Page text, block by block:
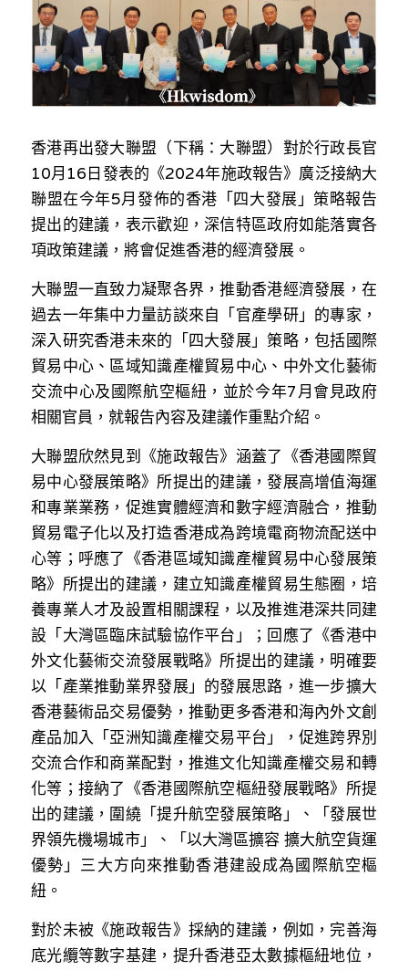
真相直擊
極端暴恐實錄
黃萬成專欄
招國偉專欄
林伯強專欄
馮煒光專欄
趙處機專欄
KOL 精選
大衛sir專欄
曾子晴 - 晴深直說
龔靜儀大律師專欄
陳貴春大律師專欄
陳子遷律師專欄
羅浚軒專欄
溫志倫專欄
汪明欣專欄
張美雄專欄
莊豪鋒專欄
香港科技專上書院｜專欄
支聯會案
35+顛覆案
親子
花生仔漫畫週記
投稿熱線
商戶合作
條款及細則
關於我們
繁體中文
繁體中文
香港再出發大聯盟（下稱：大聯盟）對於行政長官
10月16日發表的《2024年施政報告》廣泛接納大
聯盟在今年5月發佈的香港「四大發展」策略報告
提出的建議，表示歡迎，深信特區政府如能落實各
項政策建議，將會促進香港的經濟發展。
大聯盟一直致力凝聚各界，推動香港經濟發展，在
過去一年集中力量訪談來自「官產學研」的專家，
深入研究香港未來的「四大發展」策略，包括國際
貿易中心、區域知識產權貿易中心、中外文化藝術
交流中心及國際航空樞紐，並於今年7月會見政府
相關官員，就報告內容及建議作重點介紹。
大聯盟欣然見到《施政報告》涵蓋了《香港國際貿
易中心發展策略》所提出的建議，發展高增值海運
和專業業務，促進實體經濟和數字經濟融合，推動
貿易電子化以及打造香港成為跨境電商物流配送中
心等；呼應了《香港區域知識產權貿易中心發展策
略》所提出的建議，建立知識產權貿易生態圈，培
養專業人才及設置相關課程，以及推進港深共同建
設「大灣區臨床試驗協作平台」；回應了《香港中
外文化藝術交流發展戰略》所提出的建議，明確要
以「產業推動業界發展」的發展思路，進一步擴大
香港藝術品交易優勢，推動更多香港和海內外文創
產品加入「亞洲知識產權交易平台」，促進跨界別
交流合作和商業配對，推進文化知識產權交易和轉
化等；接納了《香港國際航空樞紐發展戰略》所提
出的建議，圍繞「提升航空發展策略」、「發展世
界領先機場城市」、「以大灣區擴容 擴大航空貨運
優勢」三大方向來推動香港建設成為國際航空樞
紐。
對於未被《施政報告》採納的建議，例如，完善海
底光纜等數字基建，提升香港亞太數據樞紐地位，